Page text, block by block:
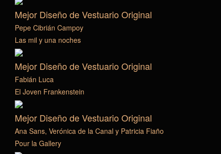
Mejor Diseño de Vestuario Original
Pepe Cibrián Campoy
Las mil y una noches
Mejor Diseño de Vestuario Original
Fabián Luca
El Joven Frankenstein
Mejor Diseño de Vestuario Original
Ana Sans, Verónica de la Canal y Patricia Fiaño
Pour la Gallery